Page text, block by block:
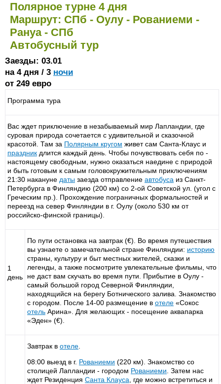
Полярное турне 4 дня
Маршрут: СПб - Оулу - Рованиеми -
Рануа - СПб
Автобусный тур
Заезды: 03.01
на 4 дня / 3 ночи
от 249 евро
Программа тура
Вас ждет приключение в незабываемый мир Лапландии, где
суровая природа сочетается с удивительной и сказочной
красотой. Там за Полярным кругом живет сам Санта-Клаус и
праздник длится каждый день. Чтобы почувствовать себя по -
настоящему свободным, нужно оказаться наедине с природой
и быть готовым к самым головокружительным приключениям
21:30 накануне даты заезда отправление автобуса из Санкт-
Петербурга в Финляндию (200 км) со 2-ой Советской ул. (угол с
Греческим пр.). Прохождение пограничных формальностей и
переезд на север Финляндии в г. Оулу (около 530 км от
российско-финской границы).
1
день
По пути остановка на завтрак (€). Во время путешествия
вы узнаете о замечательной стране Финляндии: историю
страны, культуру и быт местных жителей, сказки и
легенды, а также посмотрите увлекательные фильмы, что
не даст вам скучать во время пути. Прибытие в Оулу -
самый большой город Северной Финляндии,
находящийся на берегу Ботнического залива. Знакомство
с городом. После 14-00 размещение в отеле «Сокос
отель Арина». Для желающих - посещение аквапарка
«Эден» (€).
Завтрак в отеле
08:00 выезд в г. Рованиеми (220 км). Знакомство со
столицей Лапландии - городом Рованиеми . Затем нас
ждет Резиденция Санта Клауса , где можно встретиться и